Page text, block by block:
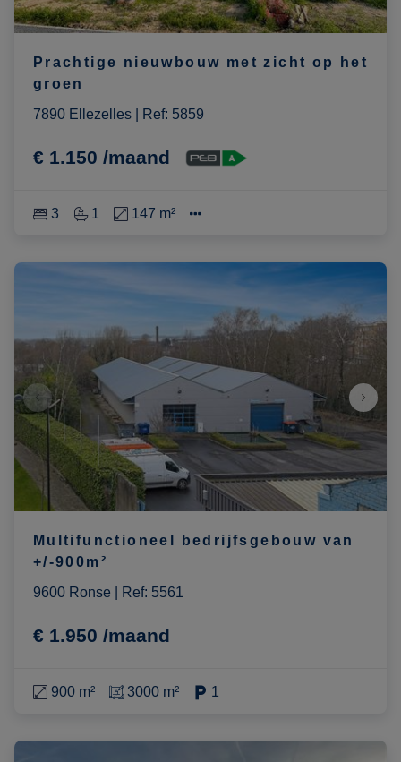
Prachtige nieuwbouw met zicht op het
groen
7890 Ellezelles
Ref: 5859
€ 1.150 /maand
3 1 147 m²
Multifunctioneel bedrijfsgebouw van
+/-900m²
9600 Ronse
Ref: 5561
€ 1.950 /maand
900 m² 3000 m² 1